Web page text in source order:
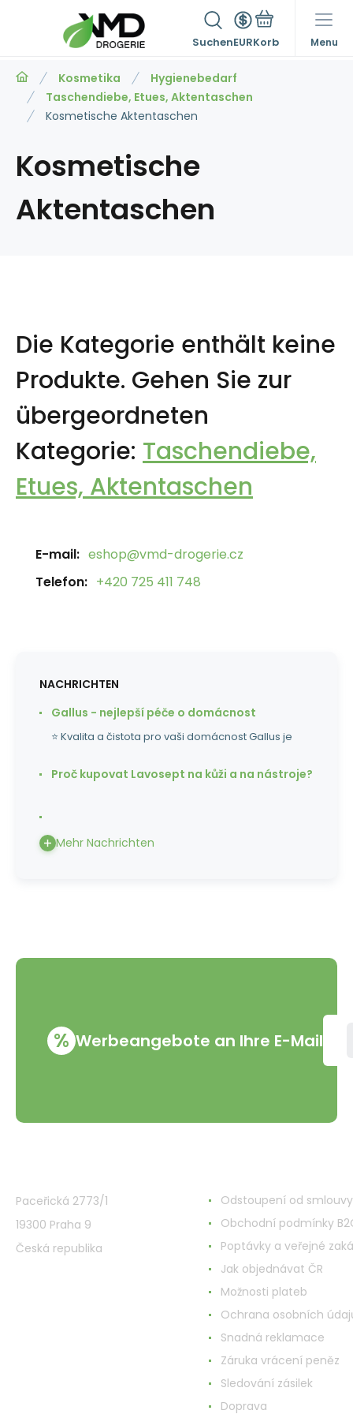
SuchenEUR Menu
Kosmetika
Hygienebedarf
Taschendiebe, Etues, Aktentaschen
Kosmetische Aktentaschen
Kosmetische
Aktentaschen
Die Kategorie enthält keine
Produkte. Gehen Sie zur
übergeordneten
Kategorie: Taschendiebe,
Etues, Aktentaschen
E-mail: eshop@vmd-drogerie.cz
Telefon: +420 725 411 748
NACHRICHTEN
Gallus - nejlepší péče o domácnost
⭐ Kvalita a čistota pro vaši domácnost Gallus je
Proč kupovat Lavosept na kůži a na nástroje?
Mehr Nachrichten
% Werbeangebote an Ihre E-Mail
Paceřická 2773/1
19300 Praha 9
Česká republika
Odstoupení od smlouvy
Obchodní podmínky
Poptávky a veřejné
Jak objednávat ČR
Možnosti plateb
Ochrana osobních
Snadná reklamace
Záruka vrácení peněz
Sledování zásilek
Doprava